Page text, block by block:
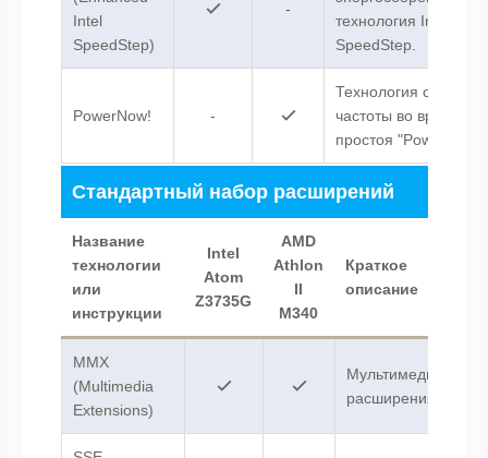
Intel
SpeedStep)
-
технология Intel
SpeedStep.
PowerNow! -
Технология
частоты во время
простоя
Стандартный набор расширений
Название
технологии
или
инструкции
Intel
Atom
Z3735G
AMD
Athlon
II
M340
Краткое
описание
MMX
(Multimedia
Extensions)
Мультимедийные
расширения.